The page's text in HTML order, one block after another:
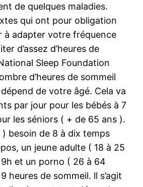
de quelques maladies.
qui ont pour obligation
à adapter votre fréquence
d’assez d’heures de
Sleep Foundation
d’heures de sommeil
de votre âgé. Cela va
par jour pour les bébés à 7
les séniors ( + de 65 ans ).
) besoin de 8 à dix temps
un jeune adulte ( 18 à 25
et un porno ( 26 à 64
heures de sommeil. ll s’agit